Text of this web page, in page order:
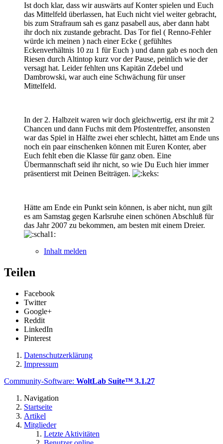
Ist doch klar, dass wir auswärts auf Konter spielen und Euch
das Mittelfeld überlassen, hat Euch nicht viel weiter gebracht,
bis zum Strafraum sah es ganz pasabell aus, aber dann habt
ihr doch nix zustande gebracht. Das Tor fiel ( Renno-Fehler
würde ich meinen ) nach einer Ecke ( gefühltes
Eckenverhältnis 10 zu 1 für Euch ) und dann gab es noch den
Riesen durch Altintop kurz vor der Pause, peinlich wie der
versagt hat. Leider fehlten uns Kapitän Zdebel und
Dambrowski, war auch eine Schwächung für unser
Mittelfeld.
In der 2. Halbzeit waren wir doch gleichwertig, erst ihr mit 2
Chancen und dann Fuchs mit dem Pfostentreffer, ansonsten
war das Spiel in Hälfte zwei eher schlecht, hättet am Ende uns
noch ein paar einschenken können mit Euren Konter, aber
Euch fehlt eben die Klasse für ganz oben. Eine
Übermannschaft seid ihr nicht, so wie Du Euch hier immer
präsentierst mit Deinen Beiträgen.
Hätte am Ende ein Punkt sein können, is aber nicht, nun gilt
es am Samstag gegen Karlsruhe einen schönen Abschluß für
das Jahr 2007 zu bekommen, am besten mit einem Dreier.
Inhalt melden
Teilen
Facebook
Twitter
Google+
Reddit
LinkedIn
Pinterest
Datenschutzerklärung
Impressum
Community-Software: WoltLab Suite™ 3.1.27
Navigation
Startseite
Artikel
Mitglieder
Letzte Aktivitäten